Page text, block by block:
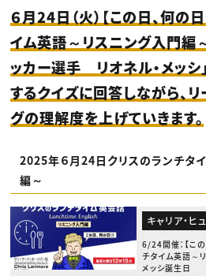
６月24日（火）【この日、何の
イム英語～リスニング入門編
ッカー選手 リオネル・メッシ
するクイズに回答しながら、
グの理解度を上げていきます。
2025年６月24日クリスのランチタ
編～
キャリア・ヒ
6/24開催：【この
チタイム英語～
メッシ誕生日